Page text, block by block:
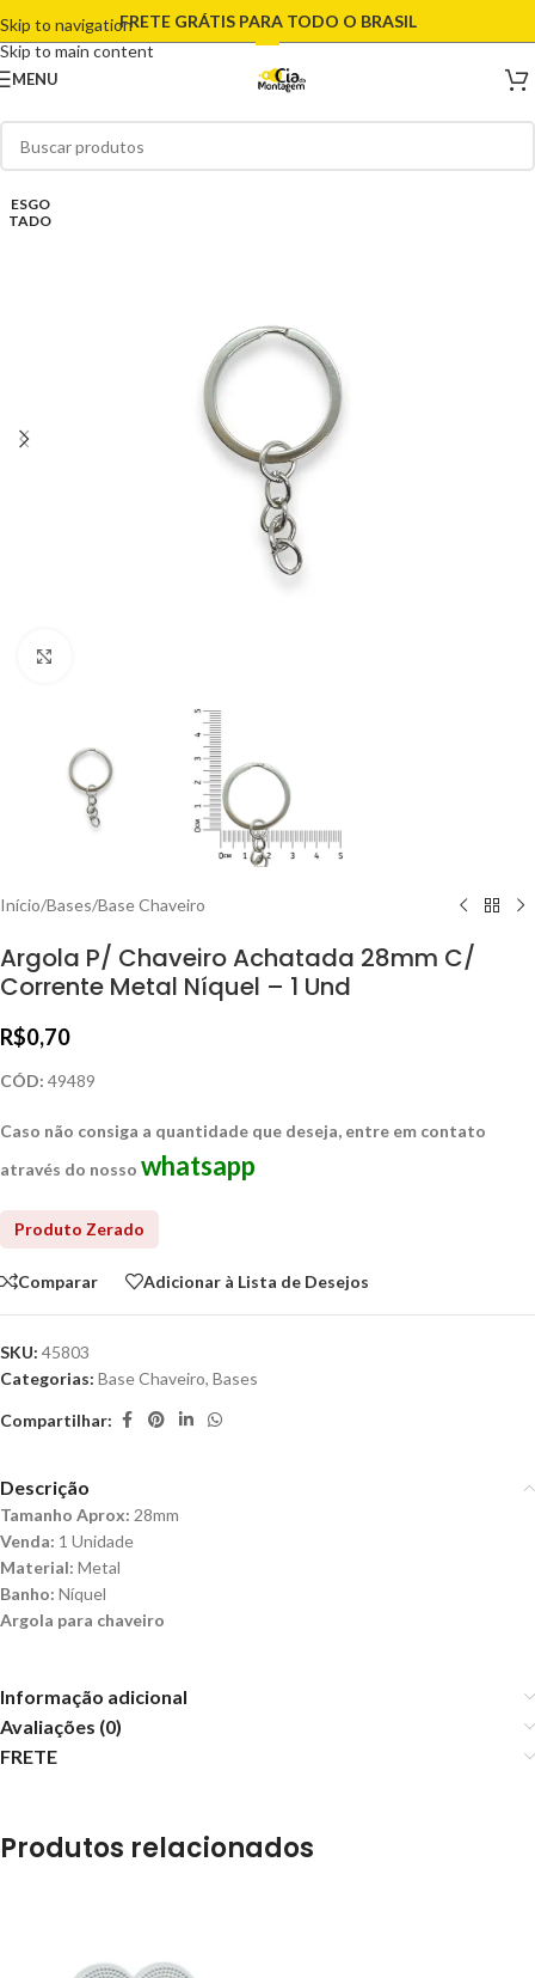
Skip to navigation
Skip to main content
FRETE GRÁTIS PARA TODO O BRASIL
MENU
ESGO
TADO
Início/Bases/Base Chaveiro
Argola P/ Chaveiro Achatada 28mm C/
Corrente Metal Níquel – 1 Und
R$0,70
CÓD: 49489
Caso não consiga a quantidade que deseja, entre em contato
através do nosso whatsapp
Comparar Adicionar à Lista de Desejos
SKU: 45803
Categorias: Base Chaveiro, Bases
Compartilhar:
Descrição
Tamanho Aprox: 28mm
Venda: 1 Unidade
Material: Metal
Banho: Níquel
Argola para chaveiro
Informação adicional
Avaliações (0)
FRETE
Produtos relacionados